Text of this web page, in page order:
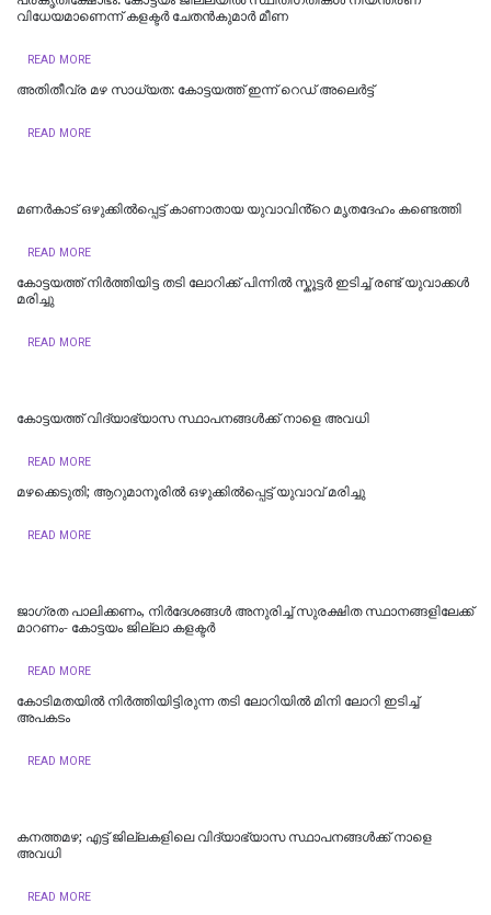
വിധേയമാണെന്ന് കളക്ടർ ചേതൻകുമാർ മീണ
READ MORE
അതിതീവ്ര മഴ സാധ്യത: കോട്ടയത്ത് ഇന്ന് റെഡ് അലെർട്ട്
READ MORE
മണർകാട് ഒഴുക്കിൽപ്പെട്ട് കാണാതായ യുവാവിൻ്റെ മൃതദേഹം കണ്ടെത്തി
READ MORE
കോട്ടയത്ത് നിർത്തിയിട്ട തടി ലോറിക്ക് പിന്നിൽ സ്കൂട്ടർ ഇടിച്ച് രണ്ട് യുവാക്കൾ
മരിച്ചു
READ MORE
കോട്ടയത്ത് വിദ്യാഭ്യാസ സ്ഥാപനങ്ങൾക്ക് നാളെ അവധി
READ MORE
മഴക്കെടുതി; ആറുമാനൂരിൽ ഒഴുക്കില്‍പ്പെട്ട് യുവാവ് മരിച്ചു
READ MORE
ജാഗ്രത പാലിക്കണം, നിര്‍ദേശങ്ങള്‍ അനുരിച്ച് സുരക്ഷിത സ്ഥാനങ്ങളിലേക്ക്
മാറണം- കോട്ടയം ജില്ലാ കളക്ടര്‍
READ MORE
കോടിമതയിൽ നിർത്തിയിട്ടിരുന്ന തടി ലോറിയിൽ മിനി ലോറി ഇടിച്ച്
അപകടം
READ MORE
കനത്തമഴ; എട്ട് ജില്ലകളിലെ വിദ്യാഭ്യാസ സ്ഥാപനങ്ങൾക്ക് നാളെ
അവധി
READ MORE